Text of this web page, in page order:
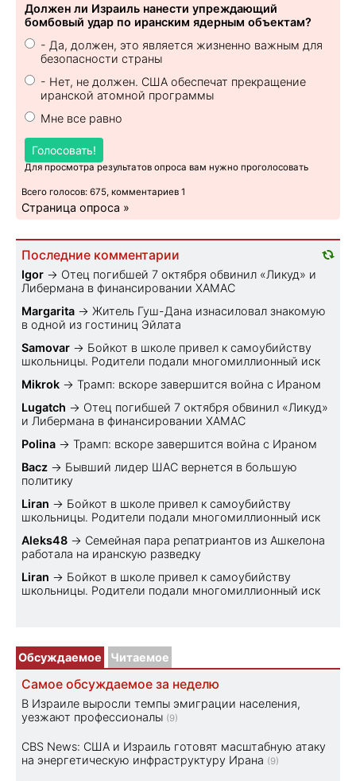
Должен ли Израиль нанести упреждающий
бомбовый удар по иранским ядерным объектам?
- Да, должен, это является жизненно важным для
безопасности страны
- Нет, не должен. США обеспечат прекращение
иранской атомной программы
Мне все равно
Голосовать!
Для просмотра результатов опроса вам нужно проголосовать
Всего голосов: 675, комментариев 1
Страница опроса »
Последние комментарии
Igor → Отец погибшей 7 октября обвинил «Ликуд» и
Либермана в финансировании ХАМАС
Margarita → Житель Гуш-Дана изнасиловал знакомую
в одной из гостиниц Эйлата
Samovar → Бойкот в школе привел к самоубийству
школьницы. Родители подали многомиллионный иск
Mikrok → Трамп: вскоре завершится война с Ираном
Lugatch → Отец погибшей 7 октября обвинил «Ликуд»
и Либермана в финансировании ХАМАС
Polina → Трамп: вскоре завершится война с Ираном
Bacz → Бывший лидер ШАС вернется в большую
политику
Liran → Бойкот в школе привел к самоубийству
школьницы. Родители подали многомиллионный иск
Aleks48 → Семейная пара репатриантов из Ашкелона
работала на иранскую разведку
Liran → Бойкот в школе привел к самоубийству
школьницы. Родители подали многомиллионный иск
Обсуждаемое Читаемое
Самое обсуждаемое за неделю
В Израиле выросли темпы эмиграции населения,
уезжают профессионалы (9)
CBS News: США и Израиль готовят масштабную атаку
на энергетическую инфраструктуру Ирана (9)